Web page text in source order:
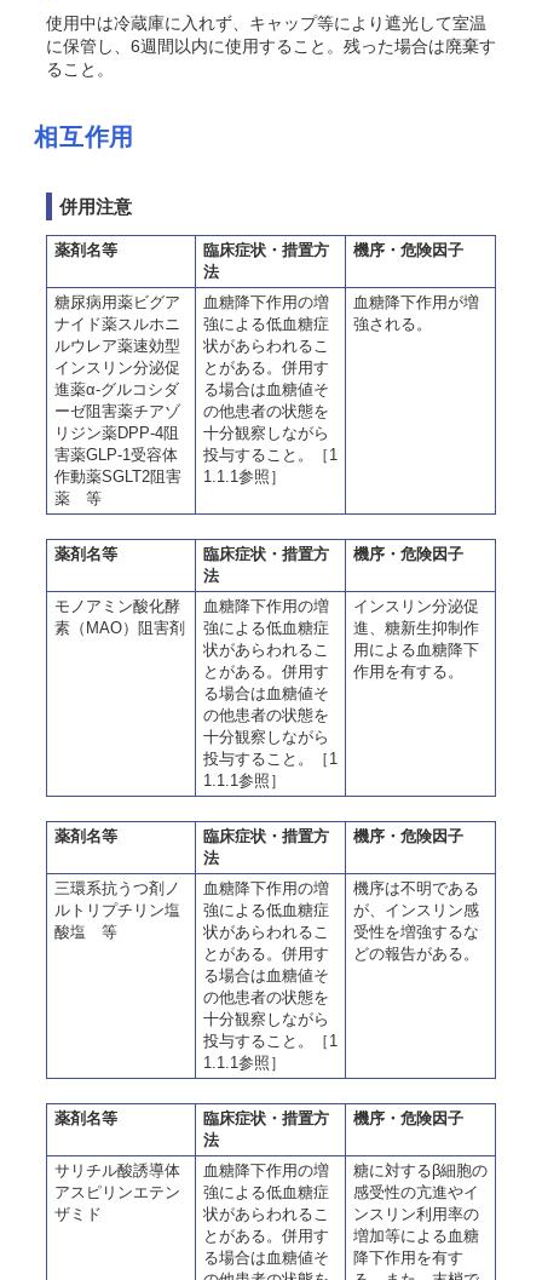
使用中は冷蔵庫に入れず、キャップ等により遮光して室温
に保管し、6週間以内に使用すること。残った場合は廃棄す
ること。
相互作用
併用注意
薬剤名等
臨床症状・措置方
法
機序・危険因子
糖尿病用薬ビグア
ナイド薬スルホニ
ルウレア薬速効型
インスリン分泌促
進薬α-グルコシダ
ーゼ阻害薬チアゾ
リジン薬DPP-4阻
害薬GLP-1受容体
作動薬SGLT2阻害
薬 等
血糖降下作用の増
強による低血糖症
状があらわれるこ
とがある。併用す
る場合は血糖値そ
の他患者の状態を
十分観察しながら
投与すること。［1
1.1.1参照］
血糖降下作用が増
強される。
薬剤名等
臨床症状・措置方
法
機序・危険因子
モノアミン酸化酵
素（MAO）阻害剤
血糖降下作用の増
強による低血糖症
状があらわれるこ
とがある。併用す
る場合は血糖値そ
の他患者の状態を
十分観察しながら
投与すること。［1
1.1.1参照］
インスリン分泌促
進、糖新生抑制作
用による血糖降下
作用を有する。
薬剤名等
臨床症状・措置方
法
機序・危険因子
三環系抗うつ剤ノ
ルトリプチリン塩
酸塩 等
血糖降下作用の増
強による低血糖症
状があらわれるこ
とがある。併用す
る場合は血糖値そ
の他患者の状態を
十分観察しながら
投与すること。［1
1.1.1参照］
機序は不明である
が、インスリン感
受性を増強するな
どの報告がある。
薬剤名等
臨床症状・措置方
法
機序・危険因子
サリチル酸誘導体
アスピリンエテン
ザミド
血糖降下作用の増
強による低血糖症
状があらわれるこ
とがある。併用す
る場合は血糖値そ
糖に対するβ細胞の
感受性の亢進やイ
ンスリン利用率の
増加等による血糖
降下作用を有す